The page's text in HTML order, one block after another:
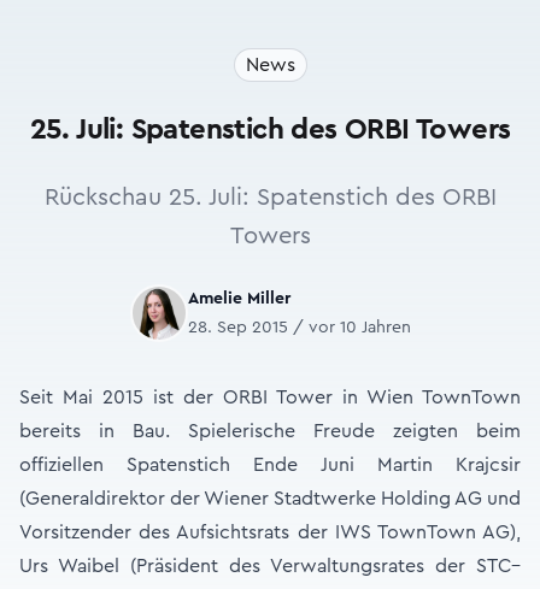
News
25. Juli: Spatenstich des ORBI Towers
Rückschau 25. Juli: Spatenstich des ORBI
Towers
Amelie Miller
28. Sep 2015 / vor 10 Jahren
Seit Mai 2015 ist der ORBI Tower in Wien TownTown
bereits in Bau. Spielerische Freude zeigten beim
offiziellen Spatenstich Ende Juni Martin Krajcsir
(Generaldirektor der Wiener Stadtwerke Holding AG und
Vorsitzender des Aufsichtsrats der IWS TownTown AG),
Urs Waibel (Präsident des Verwaltungsrates der STC–